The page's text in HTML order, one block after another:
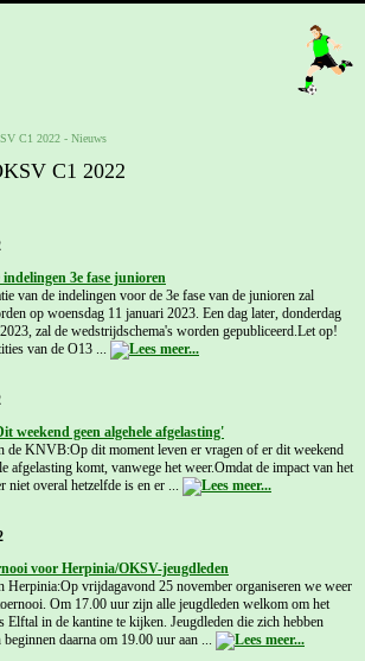
C1 2022 - Nieuws
C1 2022
3e fase junioren
van de indelingen voor de 3e fase van de junioren zal
op woensdag 11 januari 2023. Een dag later, donderdag
zal de wedstrijdschema's worden gepubliceerd.Let op!
van de O13 ...
weekend geen algehele afgelasting'
de KNVB:Op dit moment leven er vragen of er dit weekend
afgelasting komt, vanwege het weer.Omdat de impact van het
niet overal hetzelfde is en er ...
voor Herpinia/OKSV-jeugdleden
Herpinia:Op vrijdagavond 25 november organiseren we weer
Om 17.00 uur zijn alle jeugdleden welkom om het
Elftal in de kantine te kijken. Jeugdleden die zich hebben
beginnen daarna om 19.00 uur aan ...